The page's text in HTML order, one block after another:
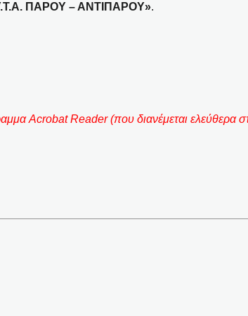
ΠΑΡΟΥ – ΑΝΤΙΠΑΡΟΥ».
Acrobat Reader (που διανέμεται ελεύθερα